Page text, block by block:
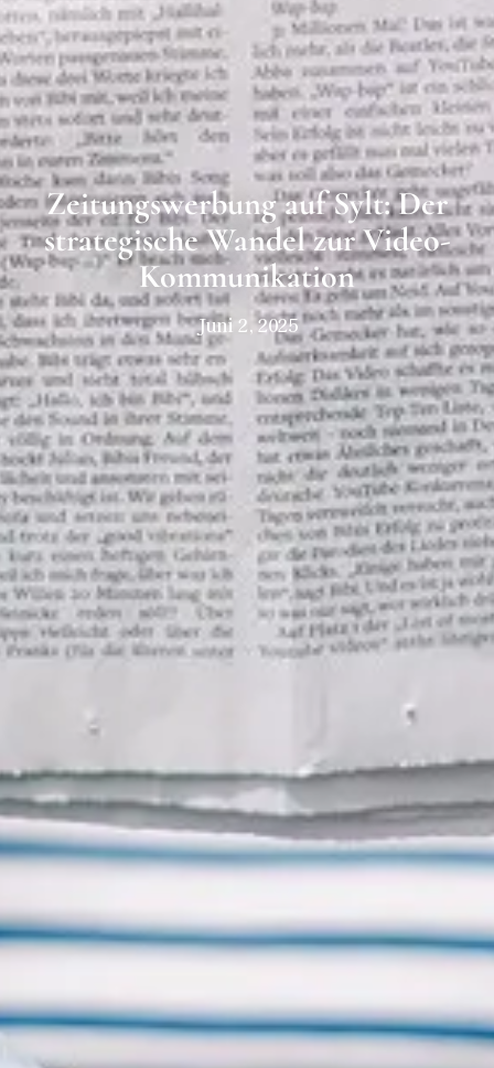
Zeitungswerbung auf Sylt: Der
strategische Wandel zur Video-
Kommunikation
Juni 2, 2025